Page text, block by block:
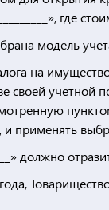
где
модель
на
своей учетной
применять
должно